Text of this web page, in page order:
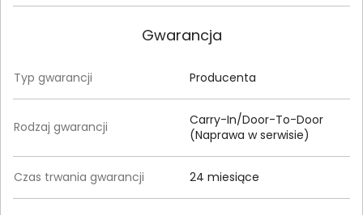
Gwarancja
Typ gwarancji Producenta
Rodzaj gwarancji
Carry-In/Door-To-Door
(Naprawa w serwisie)
Czas trwania gwarancji 24 miesiące